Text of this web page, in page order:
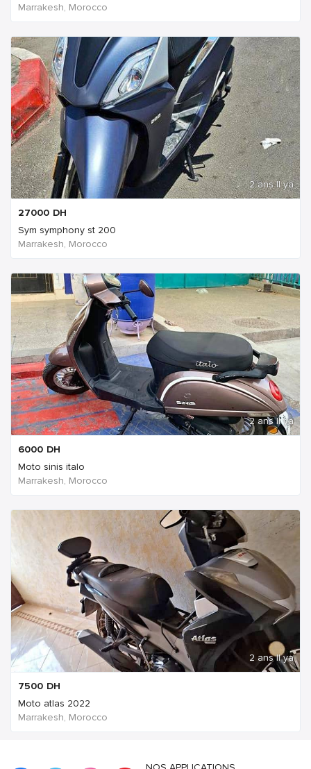
Marrakesh, Morocco
2 ans Il ya
27000 DH
Sym symphony st 200
Marrakesh, Morocco
2 ans Il ya
6000 DH
Moto sinis italo
Marrakesh, Morocco
2 ans Il ya
7500 DH
Moto atlas 2022
Marrakesh, Morocco